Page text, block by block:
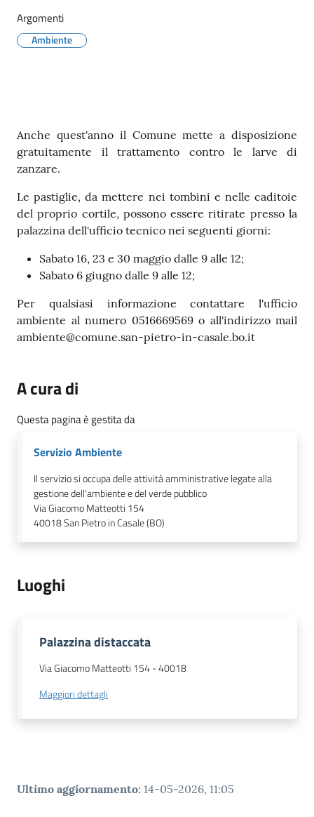
Tutti
Argomenti
Ambiente
Contenuto
Anche quest'anno il Comune mette a disposizione
gratuitamente il trattamento contro le larve di
zanzare.
Le pastiglie, da mettere nei tombini e nelle caditoie
del proprio cortile, possono essere ritirate presso la
palazzina dell'ufficio tecnico nei seguenti giorni:
Sabato 16, 23 e 30 maggio dalle 9 alle 12;
Sabato 6 giugno dalle 9 alle 12;
Per qualsiasi informazione contattare l'ufficio
ambiente al numero 0516669569 o all'indirizzo mail
ambiente@comune.san-pietro-in-casale.bo.it
A cura di
Questa pagina è gestita da
Servizio Ambiente
Il servizio si occupa delle attività amministrative legate alla
gestione dell'ambiente e del verde pubblico
Via Giacomo Matteotti 154
40018San Pietro in Casale (BO)
Luoghi
Palazzina distaccata
Via Giacomo Matteotti 154-40018
Maggiori dettagli
Ultimo aggiornamento: 14-05-2026, 11:05